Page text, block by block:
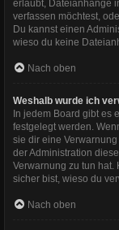
erlaubt, Dateianhänge
verfassen möchtest,
Du kannst einen
wieso du keine
Nach oben
Weshalb wurde ich
In jedem Board gibt es
festgelegt werden.
sie dir eine
der Administration
Verwarnung zu tun hat.
sicher bist, wieso du
Nach oben